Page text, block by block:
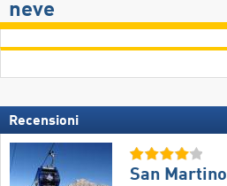
neve
Recensioni
San